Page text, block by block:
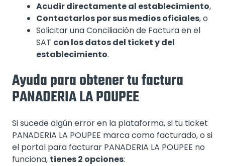
Acudir directamente al establecimiento,
Contactarlos por sus medios oficiales, o
Solicitar una Conciliación de Factura en el
SAT con los datos del ticket y del
establecimiento.
Ayuda para obtener tu factura
PANADERIA LA POUPEE
Si sucede algún error en la plataforma, si tu ticket
PANADERIA LA POUPEE marca como facturado, o si
el portal para facturar PANADERIA LA POUPEE no
funciona, tienes 2 opciones: